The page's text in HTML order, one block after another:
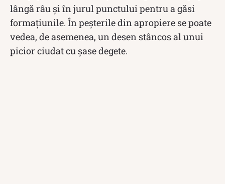
lângă râu și în jurul punctului pentru a găsi
formațiunile. În peșterile din apropiere se poate
vedea, de asemenea, un desen stâncos al unui
picior ciudat cu șase degete.